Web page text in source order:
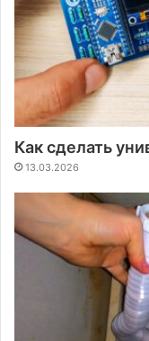
Как сделать
13.03.2026